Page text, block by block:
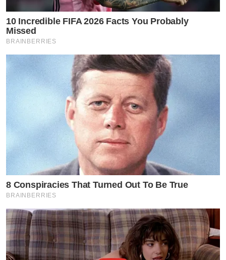
10 Incredible FIFA 2026 Facts You Probably
Missed
BRAINBERRIES
8 Conspiracies That Turned Out To Be True
BRAINBERRIES